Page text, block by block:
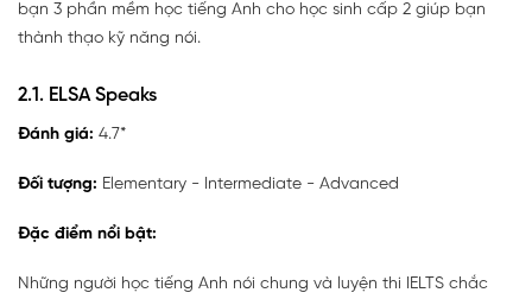
bạn 3 phần mềm học tiếng Anh cho học sinh cấp 2 giúp bạn
thành thạo kỹ năng nói.
2.1. ELSA Speaks
Đánh giá: 4.7*
Đối tượng: Elementary - Intermediate - Advanced
Đặc điểm nổi bật:
Những người học tiếng Anh nói chung và luyện thi IELTS chắc